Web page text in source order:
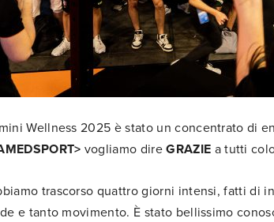
Wellness 2025 è stato un concentrato di
vogliamo direGRAZIE a tutti
trascorso quattro giorni intensi, fatti di
e tanto movimento. È stato bellissimo